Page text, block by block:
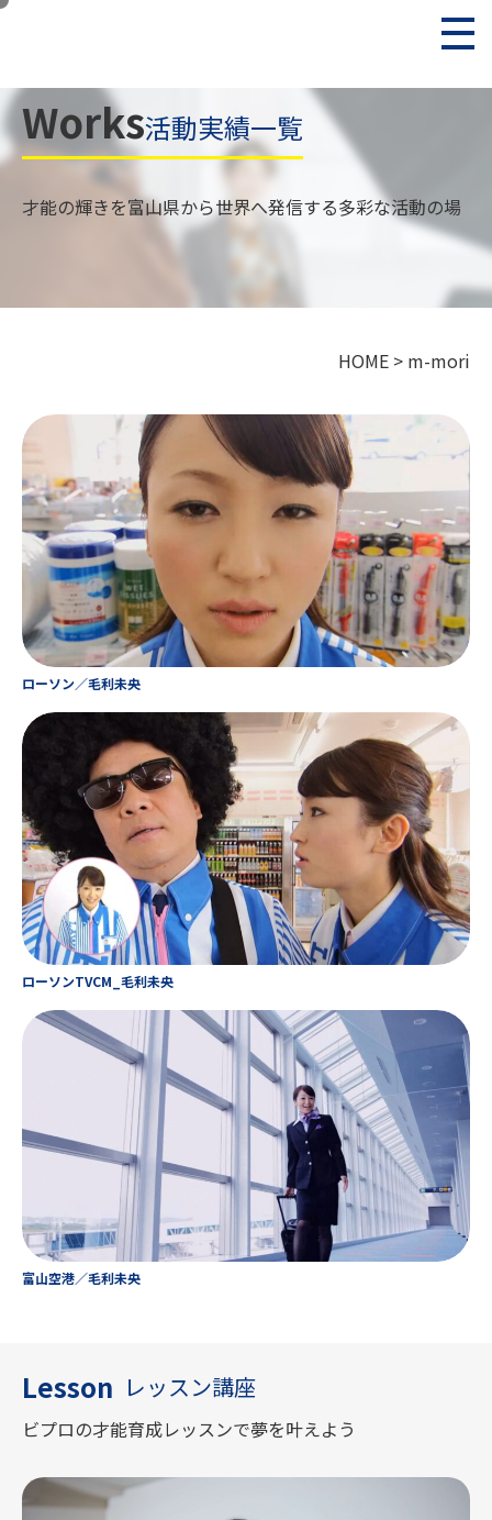
Works活動実績一覧
才能の輝きを富山県から世界へ発信する多彩な活動の場
HOME > m-mori
ローソン／毛利未央
ローソンTVCM_毛利未央
富山空港／毛利未央
Lesson レッスン講座
ビプロの才能育成レッスンで夢を叶えよう